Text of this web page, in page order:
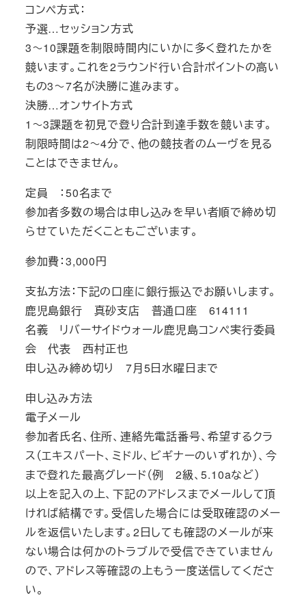
コンペ方式：
予選…セッション方式
3～10課題を制限時間内にいかに多く登れたかを
競います。これを2ラウンド行い合計ポイントの高い
もの3～7名が決勝に進みます。
決勝…オンサイト方式
1～3課題を初見で登り合計到達手数を競います。
制限時間は2～4分で、他の競技者のムーヴを見る
ことはできません。
定員 ：50名まで
参加者多数の場合は申し込みを早い者順で締め切
らせていただくこともございます。
参加費：3,000円
支払方法：下記の口座に銀行振込でお願いします。
鹿児島銀行 真砂支店 普通口座 614111
名義 リバーサイドウォール鹿児島コンペ実行委員
会 代表 西村正也
申し込み締め切り 7月5日水曜日まで
申し込み方法
電子メール
参加者氏名、住所、連絡先電話番号、希望するクラ
ス（エキスパート、ミドル、ビギナーのいずれか）、今
まで登れた最高グレード（例 2級、5.10aなど）
以上を記入の上、下記のアドレスまでメールして頂
ければ結構です。受信した場合には受取確認のメー
ルを返信いたします。2日しても確認のメールが来
ない場合は何かのトラブルで受信できていません
ので、アドレス等確認の上もう一度送信してくださ
い。